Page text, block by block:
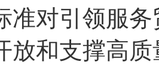
准对引领服
放和支撑高